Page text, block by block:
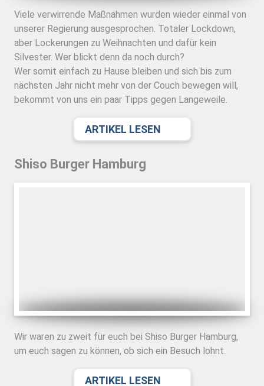
Viele verwirrende Maßnahmen wurden wieder einmal von
unserer Regierung ausgesprochen. Totaler Lockdown,
aber Lockerungen zu Weihnachten und dafür kein
Silvester. Wer blickt denn da noch durch?
Wer somit einfach zu Hause bleiben und sich bis zum
nächsten Jahr nicht mehr von der Couch bewegen will,
bekommt von uns ein paar Tipps gegen Langeweile.
ARTIKEL LESEN
Shiso Burger Hamburg
Wir waren zu zweit für euch bei Shiso Burger Hamburg,
um euch sagen zu können, ob sich ein Besuch lohnt.
ARTIKEL LESEN